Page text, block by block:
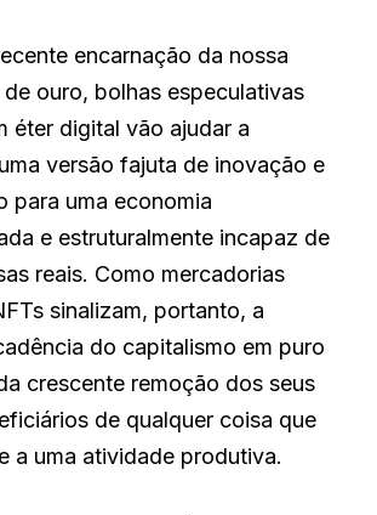
encarnação da nossa
ouro, bolhas especulativas
éter digital vão ajudar a
versão fajuta de inovação e
para uma economia
e estruturalmente incapaz de
reais. Como mercadorias
sinalizam, portanto, a
do capitalismo em puro
crescente remoção dos seus
de qualquer coisa que
a uma atividade produtiva.